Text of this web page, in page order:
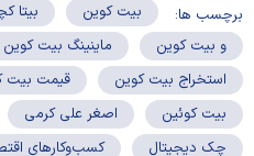
برچسب ها: بیت کوین بیتا
و بیت کوین
ماینینگ بیت کوین
استخراج بیت کوین
قیمت بیت
بیت کوئین
اصغر علی کرمی
چک دیجیتال
کسب‌وکار‌های